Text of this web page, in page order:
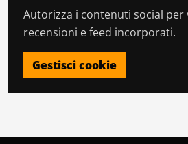
Autorizza i contenuti social per
recensioni e feed incorporati.
Gestisci cookie